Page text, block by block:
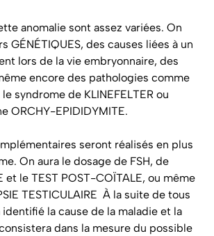
anomalie sont assez variées. On
GÉNÉTIQUES, des causes liées à un
lors de la vie embryonnaire, des
encore des pathologies comme
syndrome de KLINEFELTER ou
ORCHY-EPIDIDYMITE.
seront réalisés en plus
On aura le dosage de FSH, de
et le TEST POST-COÏTALE, ou même
TESTICULAIRE À la suite de tous
la cause de la maladie et la
dans la mesure du possible